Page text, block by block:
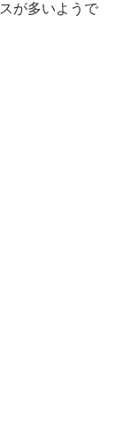
が多いようで